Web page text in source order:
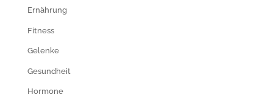
Ernährung
Fitness
Gelenke
Gesundheit
Hormone